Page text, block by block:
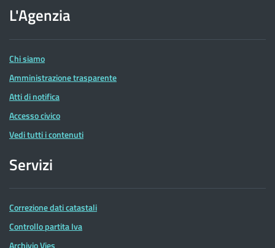
dell'Agenzia
delle
Entrate
L'Agenzia
Chi siamo
Amministrazione trasparente
Atti di notifica
Accesso civico
Vedi tutti i contenuti
Servizi
Correzione dati catastali
Controllo partita Iva